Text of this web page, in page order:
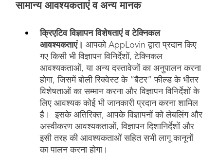
सामान्य आवश्यकताएं व अन्य मानक
क्रिएटिव विज्ञापन विशेषताएं व टेक्निकल
आवश्यकताएं। आपको AppLovin द्वारा प्रदान किए
गए किसी भी विज्ञापन विनिर्देशों, टेक्निकल
आवश्यकताओं, या अन्य दस्तावेजों का अनुपालन करना
होगा, जिसमें बोली रिक्वेस्ट के “बैटर” फील्ड के भीतर
विशेषताओं का सम्मान करना और विज्ञापन विनिर्देशों के
लिए आवश्यक कोई भी जानकारी प्रदान करना शामिल
है। इसके अतिरिक्त, आपके विज्ञापनों को लेबलिंग और
अस्वीकरण आवश्यकताओं, विज्ञापन दिशानिर्देशों और
इसी तरह की आवश्यकताओं सहित सभी लागू कानूनों
का पालन करना होगा।